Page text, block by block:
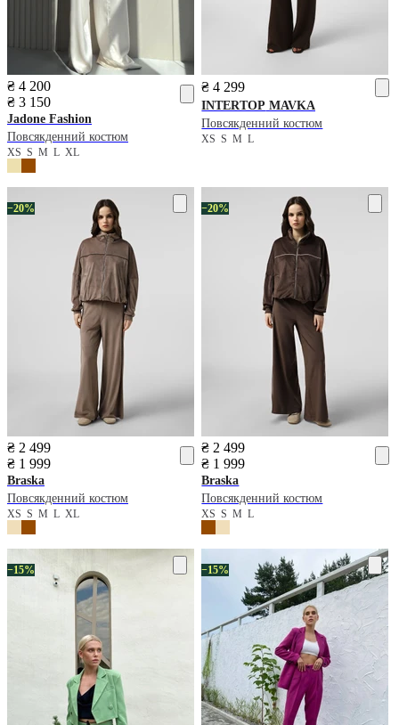
₴ 4 200
₴ 3 150
Jadone Fashion
Повсякденний костюм
XS S M L XL
₴ 4 299
INTERTOP MAVKA
Повсякденний костюм
XSSML
−20%
₴ 2 499
₴ 1 999
Braska
Повсякденний костюм
XS S M L XL
−20%
₴ 2 499
₴ 1 999
Braska
Повсякденний костюм
XSSML
−15% −15%